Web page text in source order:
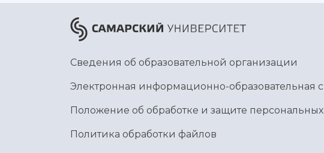
Сведения об образовательной организации
Электронная информационно-образовательная
Положение об обработке и защите
Политика обработки файлов